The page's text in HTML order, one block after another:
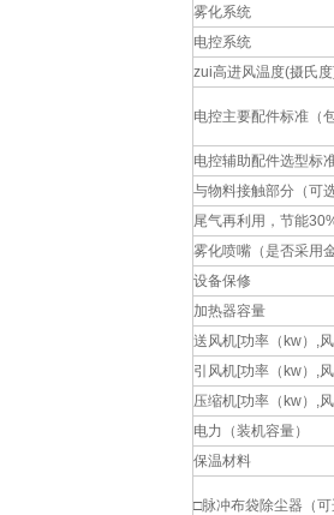
雾化系统
电控系统
zui高进风温度(摄氏
电控主要配件标准（
电控辅助配件选型标
与物料接触部分（可
尾气再利用，节能
雾化喷嘴（是否采用
设备保修
加热器容量
送风机[功率（kw）,
引风机[功率（kw）,
压缩机[功率（kw）,
电力（装机容量）
保温材料
□脉冲布袋除尘器（